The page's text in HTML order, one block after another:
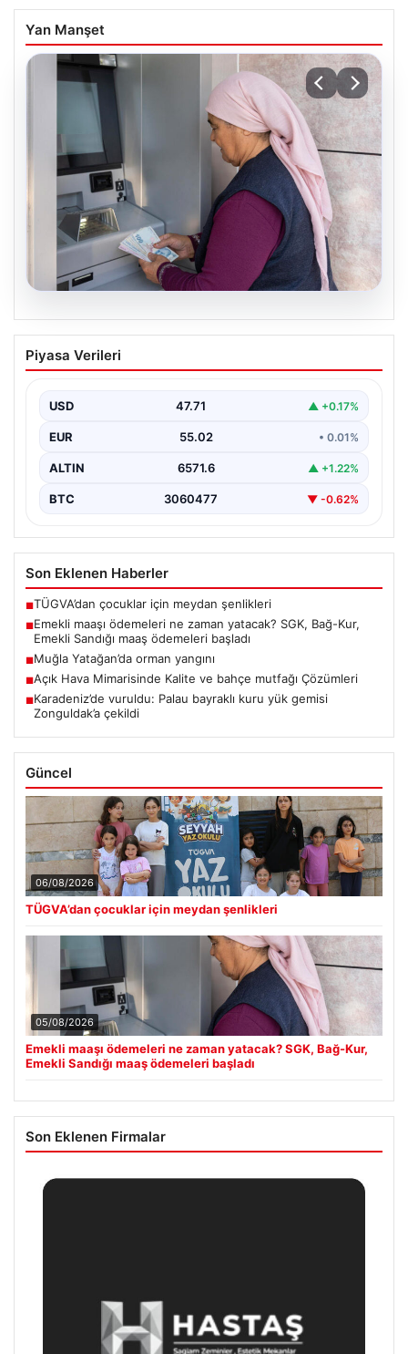
Yan Manşet
05.08.2026
Emekli maaşı ödemeleri ne zaman
yatacak? SGK, Bağ-Kur, Emekli Sandığı
Piyasa Verileri
USD 47.71 ▲ +0.17%
EUR 55.02 • 0.01%
ALTIN 6571.6 ▲ +1.22%
BTC 3060477 ▼ -0.62%
Son Eklenen Haberler
■TÜGVA’dan çocuklar için meydan şenlikleri
■Emekli maaşı ödemeleri ne zaman yatacak? SGK, Bağ-Kur,
Emekli Sandığı maaş ödemeleri başladı
■Muğla Yatağan’da orman yangını
■Açık Hava Mimarisinde Kalite ve bahçe mutfağı Çözümleri
■Karadeniz’de vuruldu: Palau bayraklı kuru yük gemisi
Zonguldak’a çekildi
Güncel
06/08/2026
TÜGVA’dan çocuklar için meydan şenlikleri
05/08/2026
Emekli maaşı ödemeleri ne zaman yatacak? SGK, Bağ-Kur,
Emekli Sandığı maaş ödemeleri başladı
Son Eklenen Firmalar